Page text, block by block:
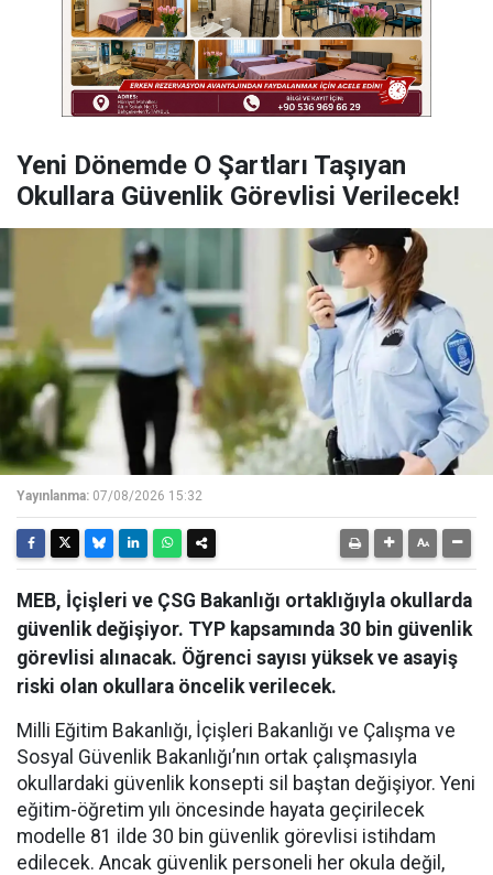
Yeni Dönemde O Şartları Taşıyan
Okullara Güvenlik Görevlisi Verilecek!
Yayınlanma: 07/08/2026 15:32
MEB, İçişleri ve ÇSG Bakanlığı ortaklığıyla okullarda
güvenlik değişiyor. TYP kapsamında 30 bin güvenlik
görevlisi alınacak. Öğrenci sayısı yüksek ve asayiş
riski olan okullara öncelik verilecek.
Milli Eğitim Bakanlığı, İçişleri Bakanlığı ve Çalışma ve
Sosyal Güvenlik Bakanlığı’nın ortak çalışmasıyla
okullardaki güvenlik konsepti sil baştan değişiyor. Yeni
eğitim-öğretim yılı öncesinde hayata geçirilecek
modelle 81 ilde 30 bin güvenlik görevlisi istihdam
edilecek. Ancak güvenlik personeli her okula değil,